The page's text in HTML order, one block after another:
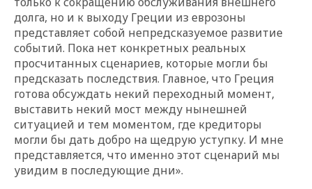
долга, но и к выходу Греции из еврозоны
представляет собой непредсказуемое развитие
событий. Пока нет конкретных реальных
просчитанных сценариев, которые могли бы
предсказать последствия. Главное, что Греция
готова обсуждать некий переходный момент,
выставить некий мост между нынешней
ситуацией и тем моментом, где кредиторы
могли бы дать добро на щедрую уступку. И мне
представляется, что именно этот сценарий мы
увидим в последующие дни».